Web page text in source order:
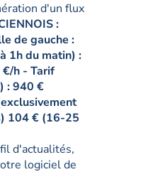
d'un flux
:
de gauche :
1h du matin) :
h - Tarif
: 940 €
104 € (16-25
d'actualités,
logiciel de